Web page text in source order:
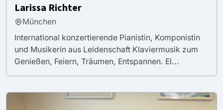
Larissa Richter
München
International konzertierende Pianistin, Komponistin
und Musikerin aus Leidenschaft Klaviermusik zum
Genießen, Feiern, Träumen, Entspannen. El...